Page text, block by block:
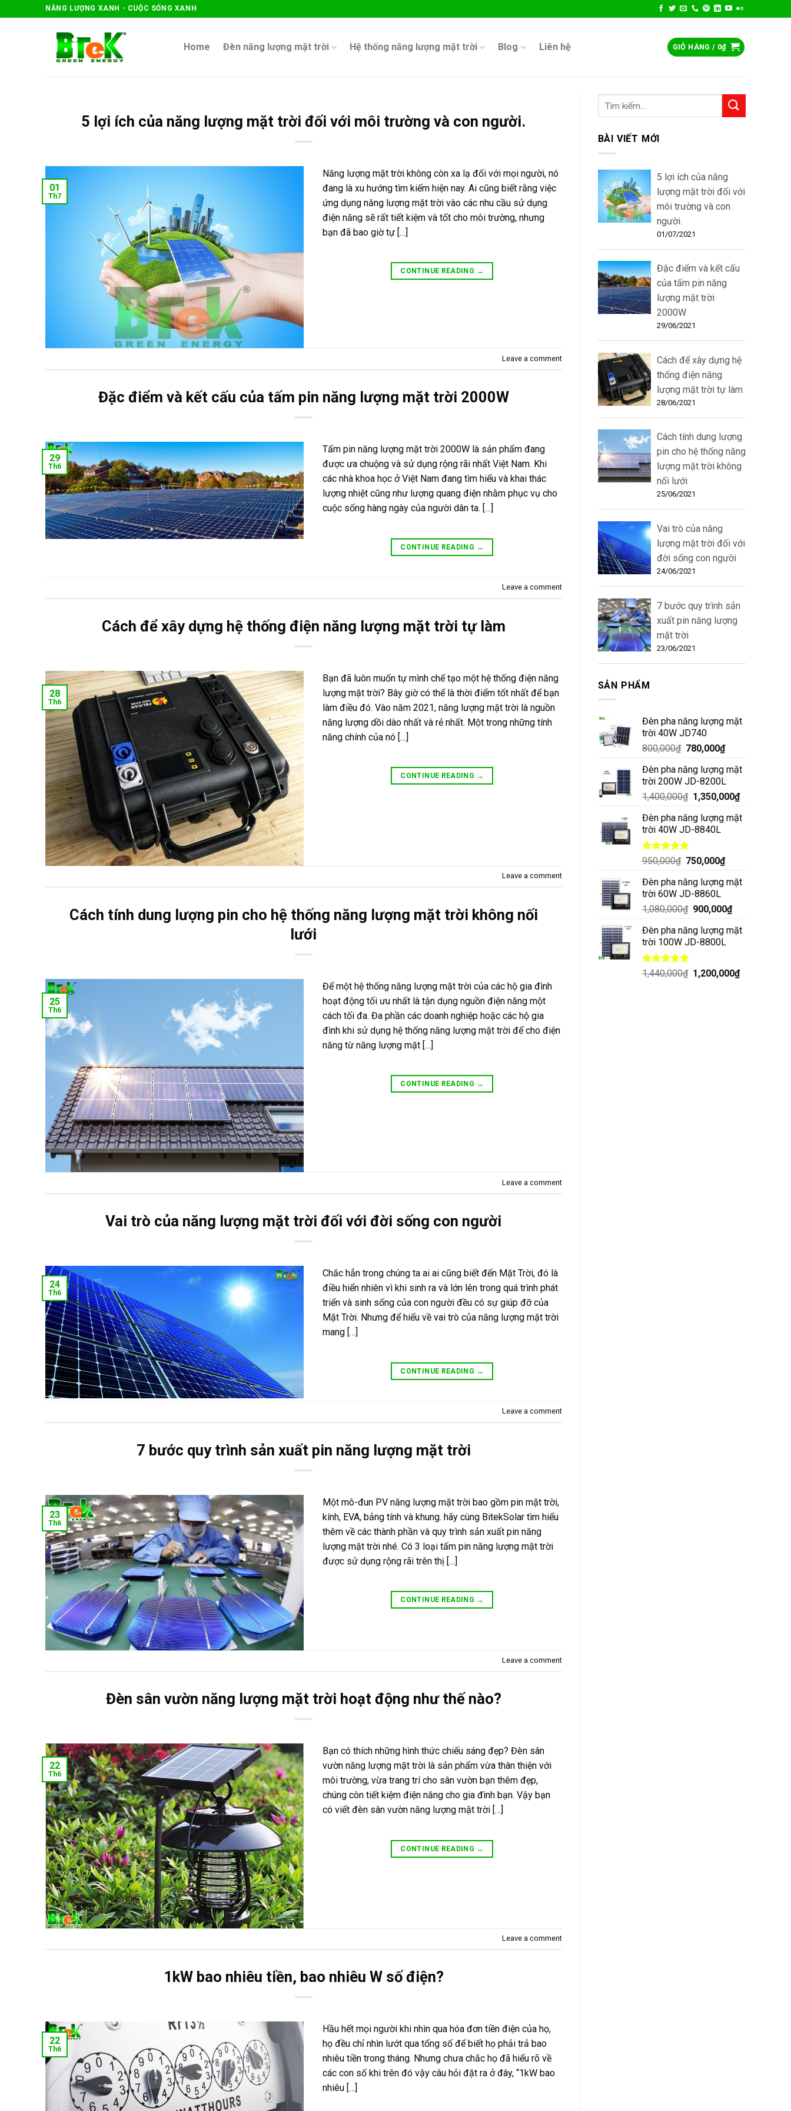
NĂNG LƯỢNG XANH - CUỘC SỐNG XANH
Home Đèn năng lượng mặt trời Hệ thống năng lượng mặt trời Blog Liên hệ GIỎ HÀNG / 0₫
5 lợi ích của năng lượng mặt trời đối với môi trường và con người.
01
Th7
Năng lượng mặt trời không còn xa lạ đối với mọi người, nó
đang là xu hướng tìm kiếm hiện nay. Ai cũng biết rằng việc
ứng dụng năng lượng mặt trời vào các nhu cầu sử dụng
điện năng sẽ rất tiết kiệm và tốt cho môi trường, nhưng
bạn đã bao giờ tự […]
CONTINUE READING →
Leave a comment
Đặc điểm và kết cấu của tấm pin năng lượng mặt trời 2000W
29
Th6
Tấm pin năng lượng mặt trời 2000W là sản phẩm đang
được ưa chuộng và sử dụng rộng rãi nhất Việt Nam. Khi
các nhà khoa học ở Việt Nam đang tìm hiểu và khai thác
lượng nhiệt cũng như lượng quang điện nhằm phục vụ cho
cuộc sống hàng ngày của người dân ta. […]
CONTINUE READING →
Leave a comment
Cách để xây dựng hệ thống điện năng lượng mặt trời tự làm
28
Th6
Bạn đã luôn muốn tự mình chế tạo một hệ thống điện năng
lượng mặt trời? Bây giờ có thể là thời điểm tốt nhất để bạn
làm điều đó. Vào năm 2021, năng lượng mặt trời là nguồn
năng lượng dồi dào nhất và rẻ nhất. Một trong những tính
năng chính của nó […]
CONTINUE READING →
Leave a comment
Cách tính dung lượng pin cho hệ thống năng lượng mặt trời không nối
lưới
25
Th6
Để một hệ thống năng lượng mặt trời của các hộ gia đình
hoạt động tối ưu nhất là tận dụng nguồn điện năng một
cách tối đa. Đa phần các doanh nghiệp hoặc các hộ gia
đình khi sử dụng hệ thống năng lượng mặt trời để cho điện
năng từ năng lượng mặt […]
CONTINUE READING →
Leave a comment
Vai trò của năng lượng mặt trời đối với đời sống con người
24
Th6
Chắc hẳn trong chúng ta ai ai cũng biết đến Mặt Trời, đó là
điều hiển nhiên vì khi sinh ra và lớn lên trong quá trình phát
triển và sinh sống của con người đều có sự giúp đỡ của
Mặt Trời. Nhưng để hiểu về vai trò của năng lượng mặt trời
mang […]
CONTINUE READING →
Leave a comment
7 bước quy trình sản xuất pin năng lượng mặt trời
23
Th6
Một mô-đun PV năng lượng mặt trời bao gồm pin mặt trời,
kính, EVA, bảng tính và khung. hãy cùng BitekSolar tìm hiểu
thêm về các thành phần và quy trình sản xuất pin năng
lượng mặt trời nhé. Có 3 loại tấm pin năng lượng mặt trời
được sử dụng rộng rãi trên thị […]
CONTINUE READING →
Leave a comment
Đèn sân vườn năng lượng mặt trời hoạt động như thế nào?
22
Th6
Bạn có thích những hình thức chiếu sáng đẹp? Đèn sân
vườn năng lượng mặt trời là sản phẩm vừa thân thiện với
môi trường, vừa trang trí cho sân vườn bạn thêm đẹp,
chúng còn tiết kiệm điện năng cho gia đình bạn. Vậy bạn
có viết đèn sân vườn năng lượng mặt trời […]
CONTINUE READING →
Leave a comment
1kW bao nhiêu tiền, bao nhiêu W số điện?
22
Th6
Hầu hết mọi người khi nhìn qua hóa đơn tiền điện của họ,
họ đều chỉ nhìn lướt qua tổng số để biết họ phải trả bao
nhiêu tiền trong tháng. Nhưng chưa chắc họ đã hiểu rõ về
các con số khi trên đó vậy câu hỏi đặt ra ở đây, “1kW bao
nhiêu […]
BÀI VIẾT MỚI
5 lợi ích của năng
lượng mặt trời đối với
môi trường và con
người.
01/07/2021
Đặc điểm và kết cấu
của tấm pin năng
lượng mặt trời
2000W
29/06/2021
Cách để xây dựng hệ
thống điện năng
lượng mặt trời tự làm
28/06/2021
Cách tính dung lượng
pin cho hệ thống năng
lượng mặt trời không
nối lưới
25/06/2021
Vai trò của năng
lượng mặt trời đối với
đời sống con người
24/06/2021
7 bước quy trình sản
xuất pin năng lượng
mặt trời
23/06/2021
SẢN PHẨM
Đèn pha năng lượng mặt
trời 40W JD740
800,000₫ 780,000₫
Đèn pha năng lượng mặt
trời 200W JD-8200L
1,400,000₫ 1,350,000₫
Đèn pha năng lượng mặt
trời 40W JD-8840L
Được xếp
5.00
5 sao
950,000₫ 750,000₫
Đèn pha năng lượng mặt
trời 60W JD-8860L
1,080,000₫ 900,000₫
Đèn pha năng lượng mặt
trời 100W JD-8800L
Được xếp
1,440,000₫ 1,200,000₫